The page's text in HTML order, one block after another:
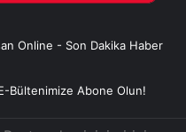
Online - Son Dakika Haber
Bültenimize Abone Olun!